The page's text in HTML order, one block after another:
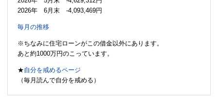
2026年 6月末 -4,093,469円
毎月の推移
※ちなみに住宅ローンがこの借金以外にあります。
あと約1000万円のこっています。
★自分を戒めるページ
（毎月読んで自分を戒める）